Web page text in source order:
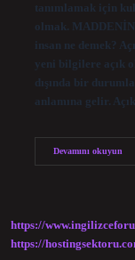
tanımlamak için
olmak.
insan ne demek?
yeni bilgilere açık
dışında bir
anlamına gelir.
Devamını okuyunAçık
https://
https://